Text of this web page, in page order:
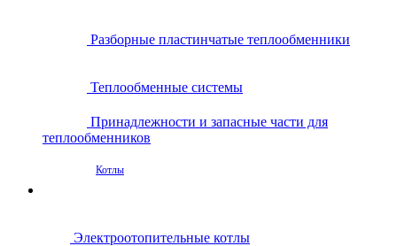
Разборные пластинчатые теплообменники
Теплообменные системы
Принадлежности и запасные части для
теплообменников
Котлы
Электроотопительные котлы